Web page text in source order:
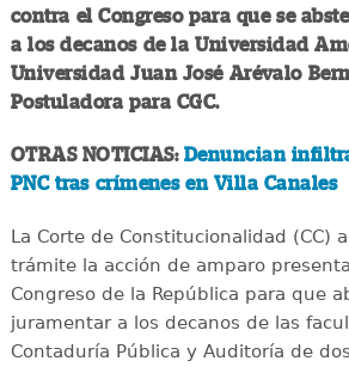
contra el Congreso para que se
a los decanos de la Universidad
Universidad Juan José Arévalo
Postuladora para CGC.
OTRAS NOTICIAS: Denuncian
PNC tras crímenes en Villa Canales
La Corte de Constitucionalidad (CC)
trámite la acción de amparo
Congreso de la República para que
juramentar a los decanos de las
Contaduría Pública y Auditoría de